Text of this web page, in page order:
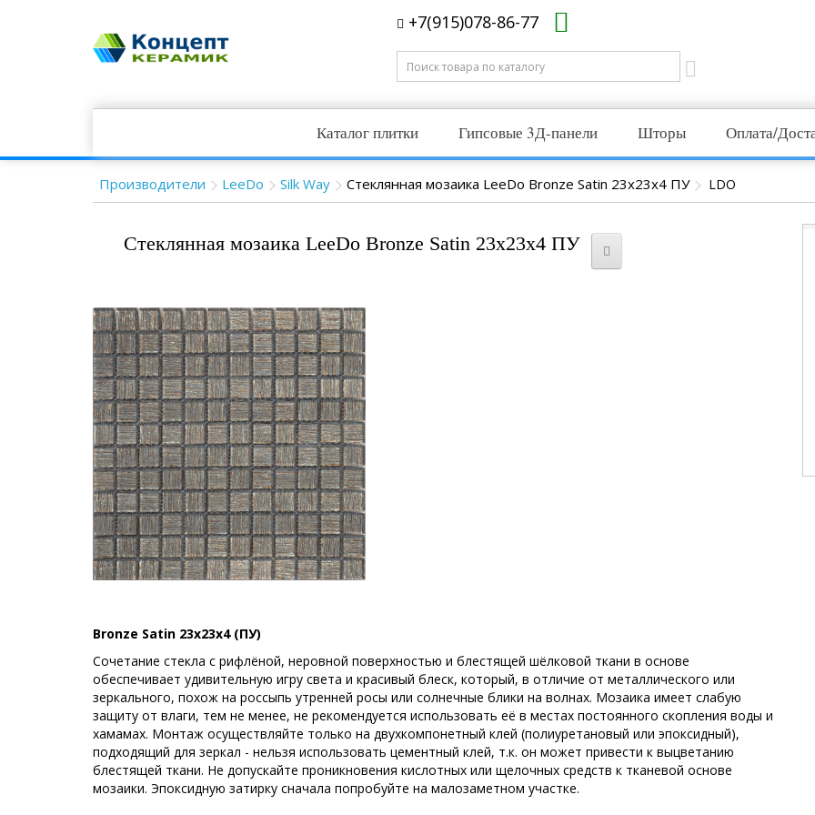
+7(915)078-86-77
Каталог плитки Гипсовые 3Д-панели Шторы Оплата/
Производители LeeDo Silk Way Стеклянная мозаика LeeDo Bronze Satin 23x23x4 ПУ LDO
Стеклянная мозаика LeeDo Bronze Satin 23x23x4 ПУ
Bronze Satin 23x23x4 (ПУ)
Сочетание стекла с рифлёной, неровной поверхностью и блестящей шёлковой ткани в основе
обеспечивает удивительную игру света и красивый блеск, который, в отличие от металлического или
зеркального, похож на россыпь утренней росы или солнечные блики на волнах. Мозаика имеет слабую
защиту от влаги, тем не менее, не рекомендуется использовать её в местах постоянного скопления воды и
хамамах. Монтаж осуществляйте только на двухкомпонетный клей (полиуретановый или эпоксидный),
подходящий для зеркал - нельзя использовать цементный клей, т.к. он может привести к выцветанию
блестящей ткани. Не допускайте проникновения кислотных или щелочных средств к тканевой основе
мозаики. Эпоксидную затирку сначала попробуйте на малозаметном участке.